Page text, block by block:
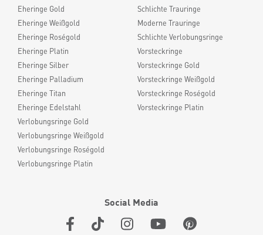
Eheringe Gold
Eheringe Weißgold
Eheringe Roségold
Eheringe Platin
Eheringe Silber
Eheringe Palladium
Eheringe Titan
Eheringe Edelstahl
Verlobungsringe Gold
Verlobungsringe Weißgold
Verlobungsringe Roségold
Verlobungsringe Platin
Schlichte Trauringe
Moderne Trauringe
Schlichte Verlobungsringe
Vorsteckringe
Vorsteckringe Gold
Vorsteckringe Weißgold
Vorsteckringe Roségold
Vorsteckringe Platin
Social Media